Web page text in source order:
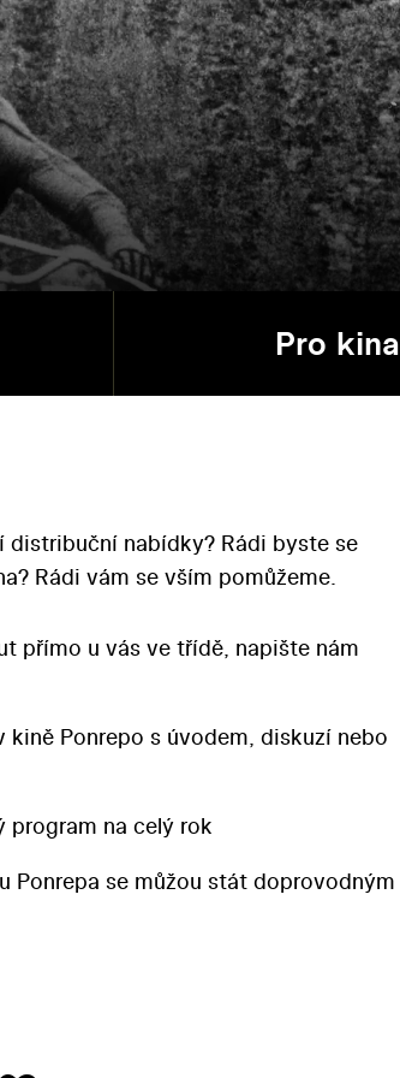
Pro kina
nabídky? Rádi byste se
Rádi vám se vším pomůžeme.
přímo u vás ve třídě, napište nám
kině Ponrepo s úvodem, diskuzí nebo
na celý rok
Ponrepa se můžou stát doprovodným